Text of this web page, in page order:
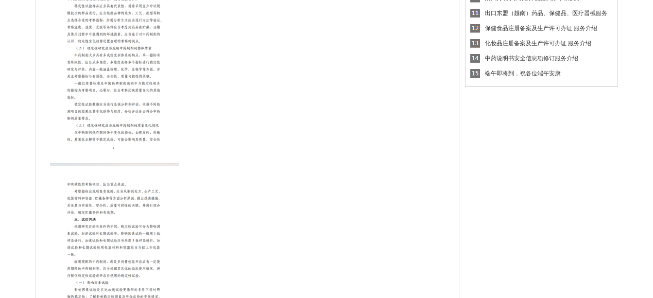
出口东盟（越南）药品、保健品、医疗器械服务
保健食品注册备案及生产许可办证 服务介绍
化妆品注册备案及生产许可办证 服务介绍
中药说明书安全信息项修订服务介绍
端午即将到，祝各位端午安康